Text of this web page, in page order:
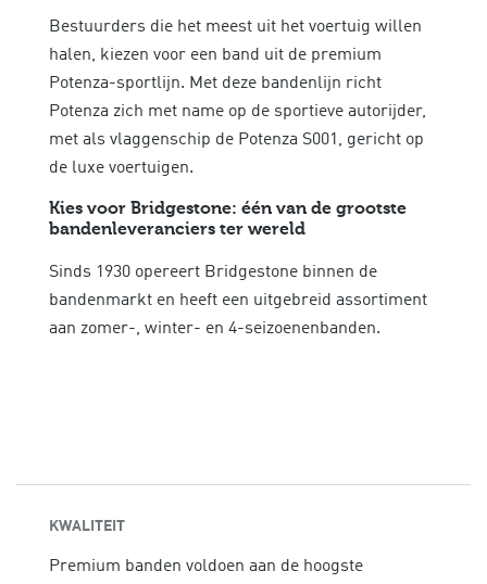
Bestuurders die het meest uit het voertuig willen
halen, kiezen voor een band uit de premium
Potenza-sportlijn. Met deze bandenlijn richt
Potenza zich met name op de sportieve autorijder,
met als vlaggenschip de Potenza S001, gericht op
de luxe voertuigen.
Kies voor Bridgestone: één van de grootste
bandenleveranciers ter wereld
Sinds 1930 opereert Bridgestone binnen de
bandenmarkt en heeft een uitgebreid assortiment
aan zomer-, winter- en 4-seizoenenbanden.
KWALITEIT
Premium banden voldoen aan de hoogste